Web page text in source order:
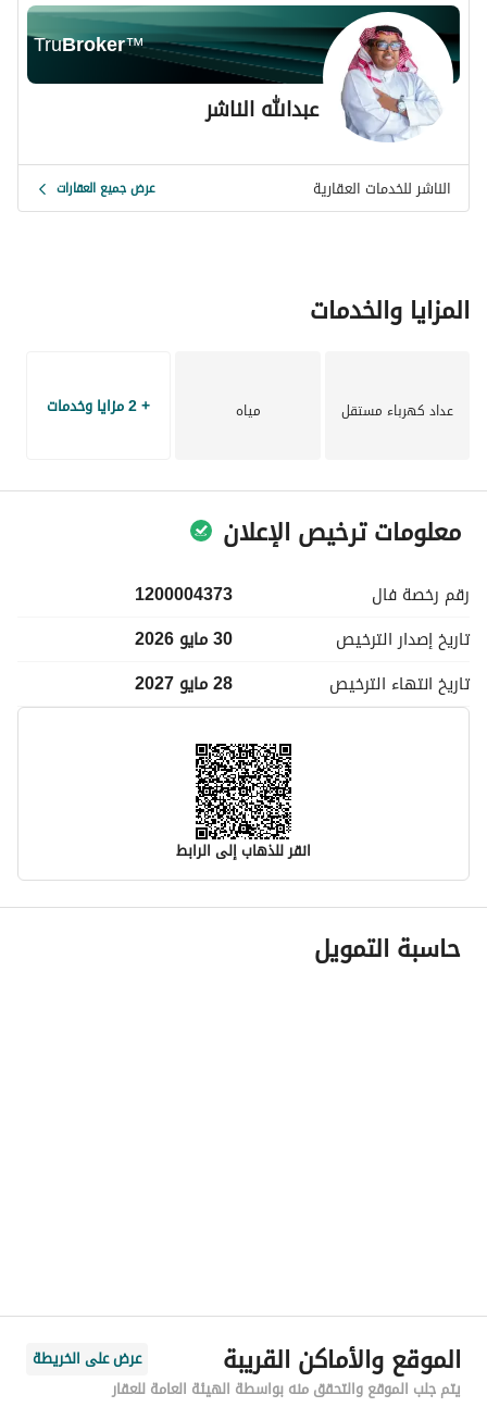
TruBroker™
عبدالله الناشر
الناشر للخدمات العقارية عرض جميع العقارات
المزايا والخدمات
عداد كهرباء مستقل مياه + 2 مزايا وخدمات
معلومات ترخيص الإعلان
رقم رخصة فال
1200004373
تاريخ إصدار الترخيص
30 مايو 2026
تاريخ انتهاء الترخيص 28 مايو 2027
انقر للذهاب إلى الرابط
معلومات مسؤول الإعلان
اسم المسؤول
رقم المبنى
7204
حاسبة التمويل
الموقع والأماكن القريبة
عرض على الخريطة
يتم جلب الموقع والتحقق منه بواسطة الهيئة العامة للعقار